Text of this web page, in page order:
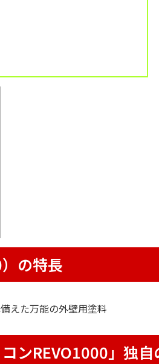
の特長
えた万能の外壁用塗料
ンREVO1000」独自